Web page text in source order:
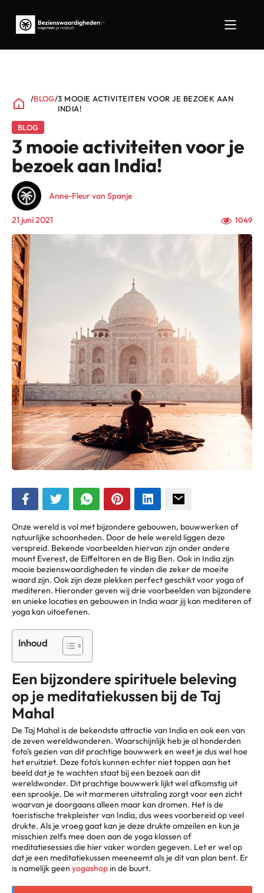
/BLOG/3 MOOIE ACTIVITEITEN VOOR JE BEZOEK AAN
INDIA!
BLOG
3 mooie activiteiten voor je
bezoek aan India!
Anne-Fleur van Spanje
21 juni 2021 1049
Onze wereld is vol met bijzondere gebouwen, bouwwerken of
natuurlijke schoonheden. Door de hele wereld liggen deze
verspreid. Bekende voorbeelden hiervan zijn onder andere
mount Everest, de Eiffeltoren en de Big Ben. Ook in India zijn
mooie bezienswaardigheden te vinden die zeker de moeite
waard zijn. Ook zijn deze plekken perfect geschikt voor yoga of
mediteren. Hieronder geven wij drie voorbeelden van bijzondere
en unieke locaties en gebouwen in India waar jij kan mediteren of
yoga kan uitoefenen.
Inhoud
Een bijzondere spirituele beleving
op je meditatiekussen bij de Taj
Mahal
De Taj Mahal is de bekendste attractie van India en ook een van
de zeven wereldwonderen. Waarschijnlijk heb je al honderden
foto's gezien van dit prachtige bouwwerk en weet je dus wel hoe
het eruitziet. Deze foto's kunnen echter niet toppen aan het
beeld dat je te wachten staat bij een bezoek aan dit
wereldwonder. Dit prachtige bouwwerk lijkt wel afkomstig uit
een sprookje. De wit marmeren uitstraling zorgt voor een zicht
waarvan je doorgaans alleen maar kan dromen. Het is de
toeristische trekpleister van India, dus wees voorbereid op veel
drukte. Als je vroeg gaat kan je deze drukte omzeilen en kun je
misschien zelfs mee doen aan de yoga klassen of
meditatiesessies die hier vaker worden gegeven. Let er wel op
dat je een meditatiekussen meeneemt als je dit van plan bent. Er
is namelijk geen yogashopin de buurt.